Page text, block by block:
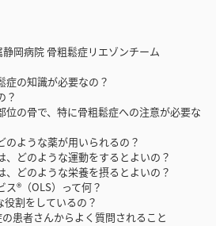
岡病院 骨粗鬆症リエゾンチーム
症の知識が必要なの？
？
位の骨で、特に骨粗鬆症への注意が必要な
ような薬が用いられるの？
どのような運動をするとよいの？
どのような栄養を摂るとよいの？
®（OLS）って何？
割をしているの？
患者さんからよく質問されること